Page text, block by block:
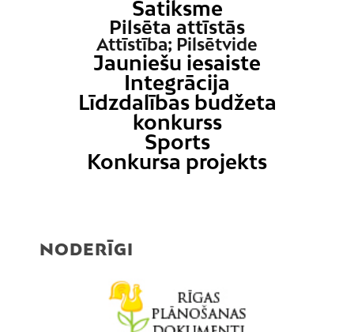
Satiksme
Pilsēta attīstās
Attīstība; Pilsētvide
Jauniešu iesaiste
Integrācija
Līdzdalības budžeta
konkurss
Sports
Konkursa projekts
NODERĪGI